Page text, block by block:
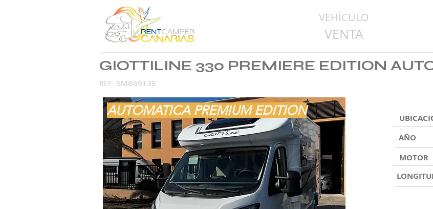
VEHÍCULO
VENTA
GIOTTILINE 330 PREMIERE EDITION
REF. SMB69138
AUTOMATICA PREMIUM EDITION
AÑO
MOTOR